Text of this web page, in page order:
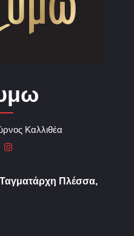
Καλλιθέα
Πλέσσα,